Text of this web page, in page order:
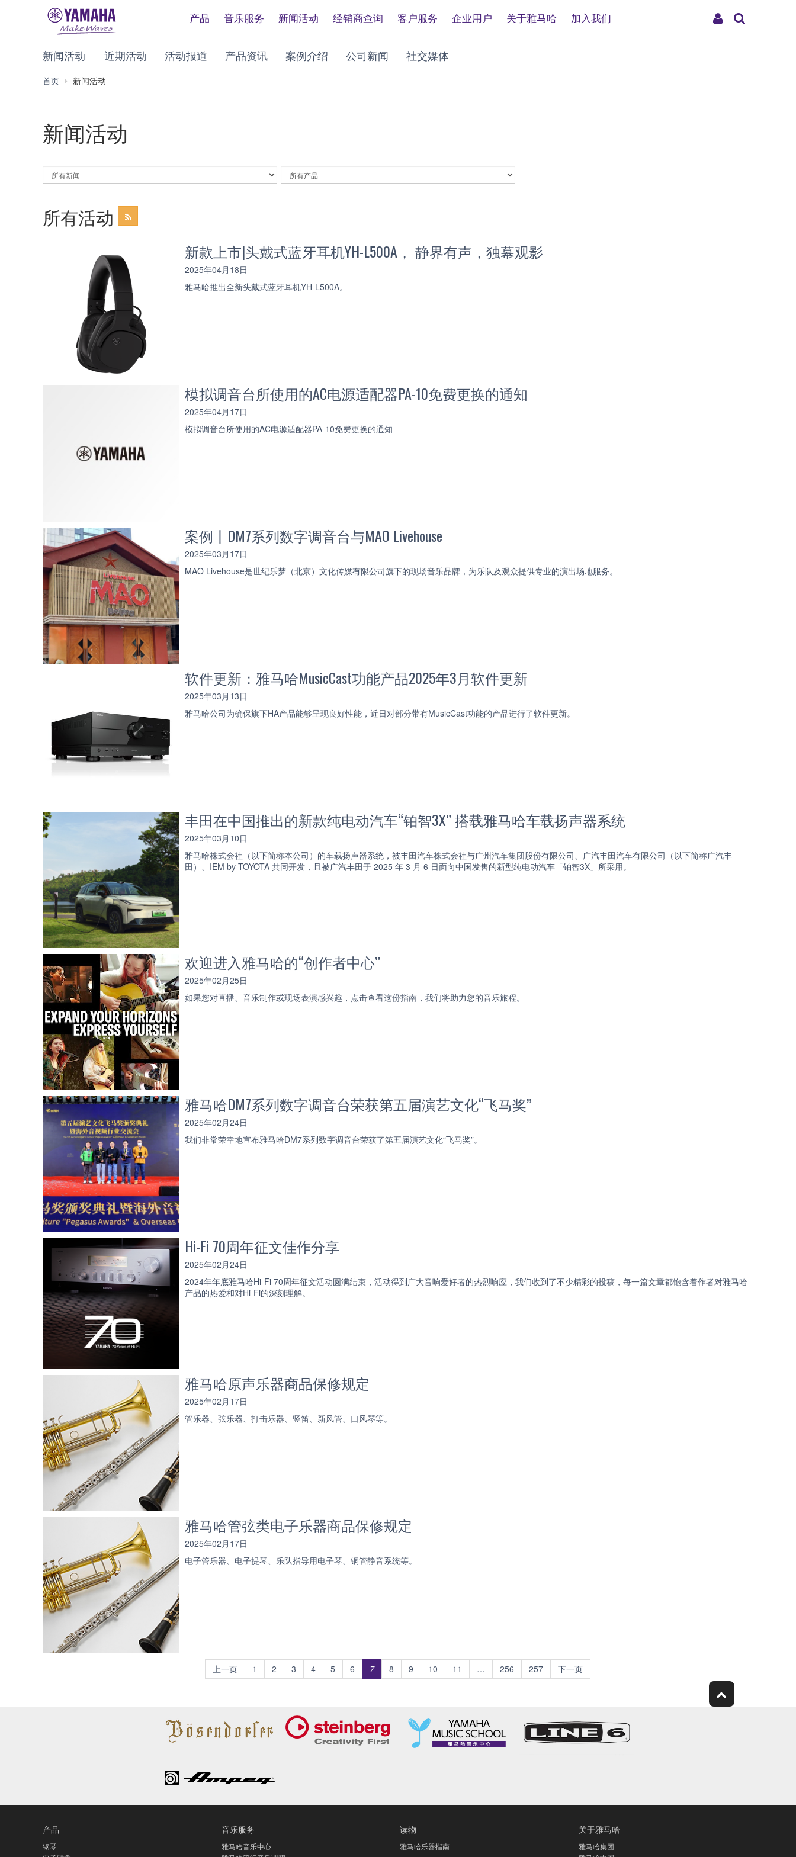
My
产品 音乐服务 新闻活动 经销商查询 客户服务 企业用户 关于雅马哈 加入我们
新闻活动 近期活动 活动报道 产品资讯 案例介绍 公司新闻 社交媒体
首页 新闻活动
新闻活动
By
News
By
Article
所有活动
新款上市|头戴式蓝牙耳机YH-L500A， 静界有声，独幕观影
2025年04月18日
雅马哈推出全新头戴式蓝牙耳机YH-L500A。
模拟调音台所使用的AC电源适配器PA-10免费更换的通知
2025年04月17日
模拟调音台所使用的AC电源适配器PA-10免费更换的通知
案例丨DM7系列数字调音台与MAO Livehouse
2025年03月17日
MAO Livehouse是世纪乐梦（北京）文化传媒有限公司旗下的现场音乐品牌，为乐队及观众提供专业的演出场地服务。
软件更新：雅马哈MusicCast功能产品2025年3月软件更新
2025年03月13日
雅马哈公司为确保旗下HA产品能够呈现良好性能，近日对部分带有MusicCast功能的产品进行了软件更新。
丰田在中国推出的新款纯电动汽车“铂智3X” 搭载雅马哈车载扬声器系统
2025年03月10日
雅马哈株式会社（以下简称本公司）的车载扬声器系统，被丰田汽车株式会社与广州汽车集团股份有限公司、广汽丰田汽车有限公司（以下简称广汽丰
田）、IEM by TOYOTA 共同开发，且被广汽丰田于 2025 年 3 月 6 日面向中国发售的新型纯电动汽车「铂智3X」所采用。
欢迎进入雅马哈的“创作者中心”
2025年02月25日
如果您对直播、音乐制作或现场表演感兴趣，点击查看这份指南，我们将助力您的音乐旅程。
雅马哈DM7系列数字调音台荣获第五届演艺文化“飞马奖”
2025年02月24日
我们非常荣幸地宣布雅马哈DM7系列数字调音台荣获了第五届演艺文化“飞马奖”。
Hi-Fi 70周年征文佳作分享
2025年02月24日
2024年年底雅马哈Hi-Fi 70周年征文活动圆满结束，活动得到广大音响爱好者的热烈响应，我们收到了不少精彩的投稿，每一篇文章都饱含着作者对雅马哈
产品的热爱和对Hi-Fi的深刻理解。
雅马哈原声乐器商品保修规定
2025年02月17日
管乐器、弦乐器、打击乐器、竖笛、新风管、口风琴等。
雅马哈管弦类电子乐器商品保修规定
2025年02月17日
电子管乐器、电子提琴、乐队指导用电子琴、铜管静音系统等。
上一页 1 2 3 4 5 6 7 8 9 10 11 … 256 257 下一页
产品
钢琴
音乐服务
雅马哈音乐中心
读物
雅马哈乐器指南
关于雅马哈
雅马哈集团